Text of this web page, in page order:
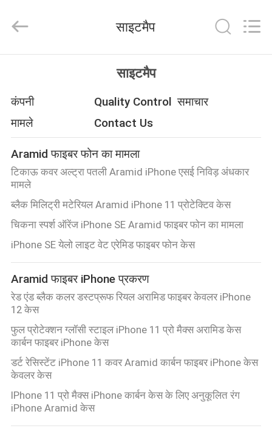
उत्पादों
वीडियो
वीआर
शो
हमारे
बारे
गुणवत्ता
नियंत्रण
संपर्क
करें
Technology
Rights
साइटमैप
साइटमैप
कंपनी Quality Control समाचार
मामले
Contact Us
Aramid फाइबर फोन का मामला
टिकाऊ कवर अल्ट्रा पतली Aramid iPhone एसई निविड़ अंधकार
मामले
ब्लैक मिलिट्री मटेरियल Aramid iPhone 11 प्रोटेक्टिव केस
चिकना स्पर्श ऑरेंज iPhone SE Aramid फाइबर फोन का मामला
iPhone SE येलो लाइट वेट एरेमिड फाइबर फोन केस
Aramid फाइबर iPhone प्रकरण
रेड एंड ब्लैक कलर डस्टप्रूफ रियल अरामिड फाइबर केवलर iPhone
12 केस
फुल प्रोटेक्शन ग्लॉसी स्टाइल iPhone 11 प्रो मैक्स अरामिड केस
कार्बन फाइबर iPhone केस
डर्ट रेसिस्टेंट iPhone 11 कवर Aramid कार्बन फाइबर iPhone केस
केवलर केस
IPhone 11 प्रो मैक्स iPhone कार्बन केस के लिए अनुकूलित रंग
iPhone Aramid केस